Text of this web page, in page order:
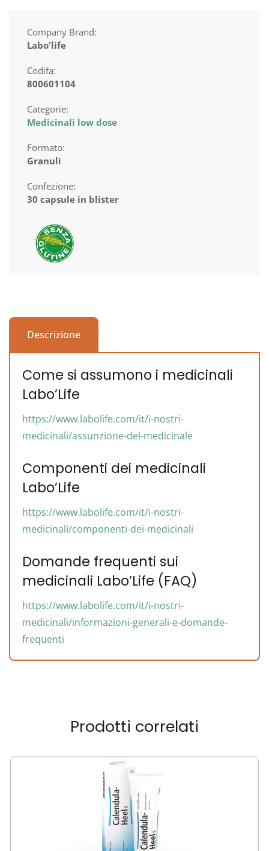
Company Brand:
Labo'life
Codifa:
800601104
Categorie:
Medicinali low dose
Formato:
Granuli
Confezione:
30 capsule in blister
Descrizione
Come si assumono i medicinali
Labo’Life
https://www.labolife.com/it/i-nostri-
medicinali/assunzione-del-medicinale
Componenti dei medicinali
Labo’Life
https://www.labolife.com/it/i-nostri-
medicinali/componenti-dei-medicinali
Domande frequenti sui
medicinali Labo’Life (FAQ)
https://www.labolife.com/it/i-nostri-
medicinali/informazioni-generali-e-domande-
frequenti
Prodotti correlati